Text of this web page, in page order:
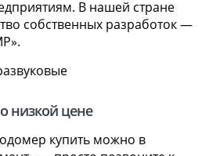
В нашей стране
собственных разработок —
низкой цене
купить можно в